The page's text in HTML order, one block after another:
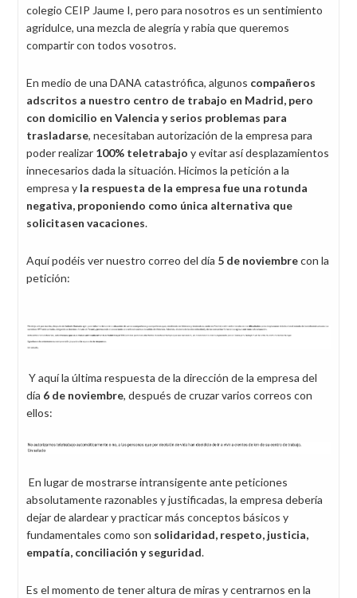
colegio CEIP Jaume I, pero para nosotros es un sentimiento
agridulce, una mezcla de alegría y rabia que queremos
compartir con todos vosotros.
En medio de una DANA catastrófica, algunos compañeros
adscritos a nuestro centro de trabajo en Madrid, pero
con domicilio en Valencia y serios problemas para
trasladarse, necesitaban autorización de la empresa para
poder realizar 100% teletrabajo y evitar así desplazamientos
innecesarios dada la situación. Hicimos la petición a la
empresa y la respuesta de la empresa fue una rotunda
negativa, proponiendo como única alternativa que
solicitasen vacaciones.
Aquí podéis ver nuestro correo del día 5 de noviembrecon la
petición:
Y aquí la última respuesta de la dirección de la empresa del
día 6 de noviembre, después de cruzar varios correos con
ellos:
En lugar de mostrarse intransigente ante peticiones
absolutamente razonables y justificadas, la empresa debería
dejar de alardear y practicar más conceptos básicos y
fundamentales como son solidaridad, respeto, justicia,
empatía, conciliación y seguridad.
Es el momento de tener altura de miras y centrarnos en la